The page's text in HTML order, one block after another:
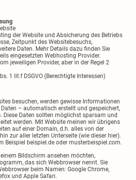
der Website und Absicherung des Betriebs
Zeitpunkt des Websitebesuchs,
Daten. Mehr Details dazu finden Sie
eingesetzten Webhosting Provider.
jeweiligen Provider, aber in der Regel 2
1 lit.f DSGVO (Berechtigte Interessen)
besuchen, werden gewisse Informationen
– automatisch erstellt und gespeichert,
Diese Daten sollten möglichst sparsam und
werden. Mit Website meinen wir übrigens
auf einer Domain, d.h. alles von der
zur aller letzten Unterseite (wie dieser hier).
Beispiel beispiel.de oder musterbeispiel.com.
Bildschirm ansehen möchten,
das sich Webbrowser nennt. Sie
beim Namen: Google Chrome,
und Apple Safari.